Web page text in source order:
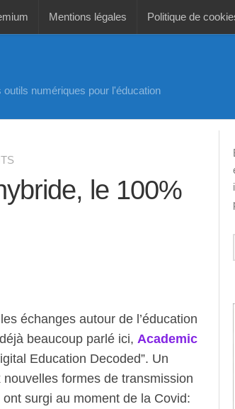
Mentions légales Politique de
outils numériques pour l'éducation
le 100%
échanges autour de l’éducation
beaucoup parlé ici, Academic
Education Decoded”. Un
formes de transmission
surgi au moment de la Covid: